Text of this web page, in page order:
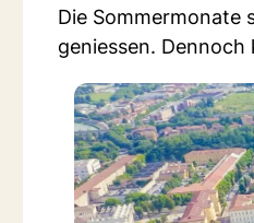
Die Sommermonate
geniessen.